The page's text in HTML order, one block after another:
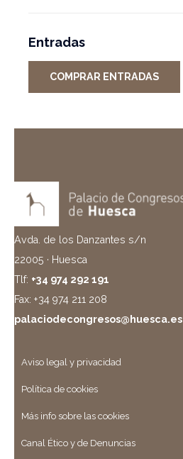
Entradas
COMPRAR ENTRADAS
Avda. de los Danzantes s/n
22005 · Huesca
Tlf: +34 974 292 191
Fax: +34 974 211 208
palaciodecongresos@huesca.es
Aviso legal y privacidad
Política de cookies
Más info sobre las cookies
Canal Ético y de Denuncias